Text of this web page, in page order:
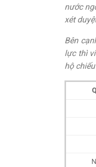
nước
xét
Bên
lực thì
hộ